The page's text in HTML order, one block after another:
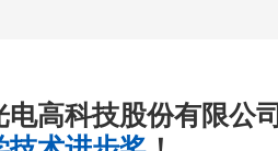
高科技股份有限公司